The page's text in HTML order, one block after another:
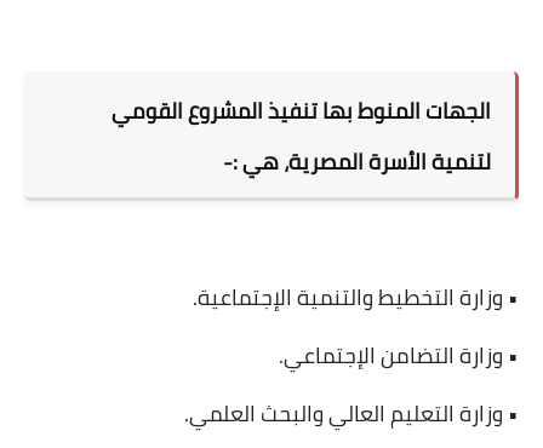
الجهات المنوط بها تنفيذ المشروع القومي
لتنمية الأسرة المصرية، هي :-
• وزارة التخطيط والتنمية الإجتماعية.
• وزارة التضامن الإجتماعي.
• وزارة التعليم العالي والبحث العلمي.